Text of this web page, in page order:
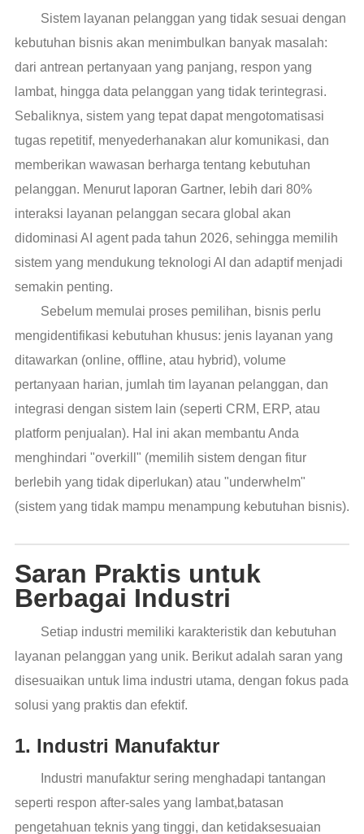
Sistem layanan pelanggan yang tidak sesuai dengan
kebutuhan bisnis akan menimbulkan banyak masalah:
dari antrean pertanyaan yang panjang, respon yang
lambat, hingga data pelanggan yang tidak terintegrasi.
Sebaliknya, sistem yang tepat dapat mengotomatisasi
tugas repetitif, menyederhanakan alur komunikasi, dan
memberikan wawasan berharga tentang kebutuhan
pelanggan. Menurut laporan Gartner, lebih dari 80%
interaksi layanan pelanggan secara global akan
didominasi AI agent pada tahun 2026, sehingga memilih
sistem yang mendukung teknologi AI dan adaptif menjadi
semakin penting.
Sebelum memulai proses pemilihan, bisnis perlu
mengidentifikasi kebutuhan khusus: jenis layanan yang
ditawarkan (online, offline, atau hybrid), volume
pertanyaan harian, jumlah tim layanan pelanggan, dan
integrasi dengan sistem lain (seperti CRM, ERP, atau
platform penjualan). Hal ini akan membantu Anda
menghindari "overkill" (memilih sistem dengan fitur
berlebih yang tidak diperlukan) atau "underwhelm"
(sistem yang tidak mampu menampung kebutuhan bisnis).
Saran Praktis untuk
Berbagai Industri
Setiap industri memiliki karakteristik dan kebutuhan
layanan pelanggan yang unik. Berikut adalah saran yang
disesuaikan untuk lima industri utama, dengan fokus pada
solusi yang praktis dan efektif.
1. Industri Manufaktur
Industri manufaktur sering menghadapi tantangan
seperti respon after-sales yang lambat,batasan
pengetahuan teknis yang tinggi, dan ketidaksesuaian